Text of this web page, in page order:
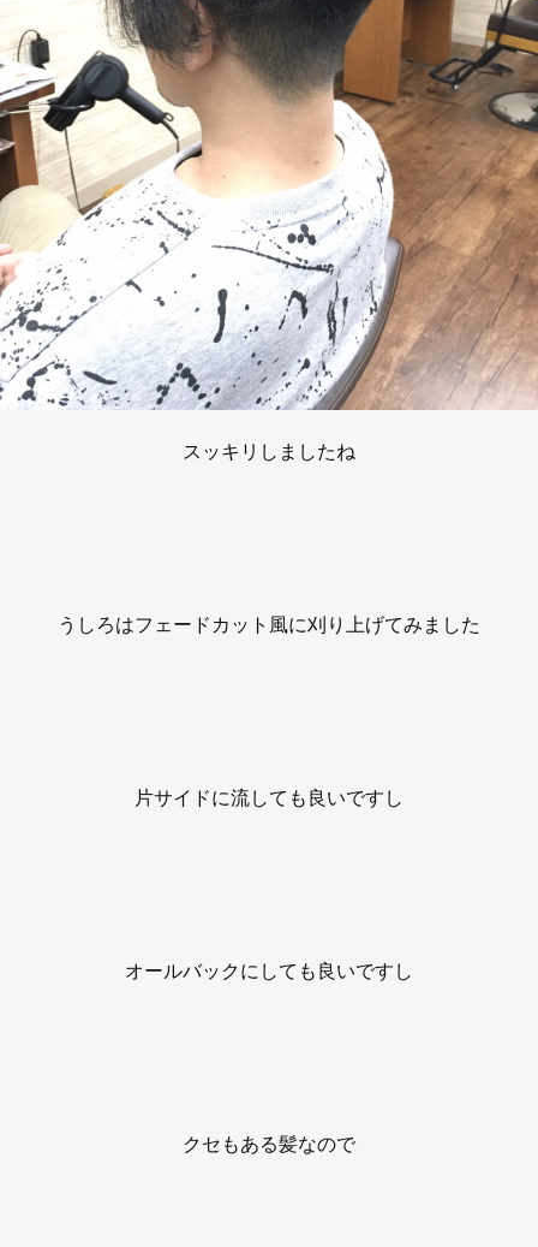
スッキリしましたね
うしろはフェードカット風に刈り上げてみました
片サイドに流しても良いですし
オールバックにしても良いですし
クセもある髪なので